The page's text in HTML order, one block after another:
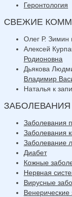
Геронтология
СВЕЖИЕ
Олег Р. Зимин
Алексей
Родионовна
Дьякова
Владимир
Наталья к
Заболевания
Заболевания
Заболевание
Диабет
Кожные
Нервная
Вирусные
Венерические